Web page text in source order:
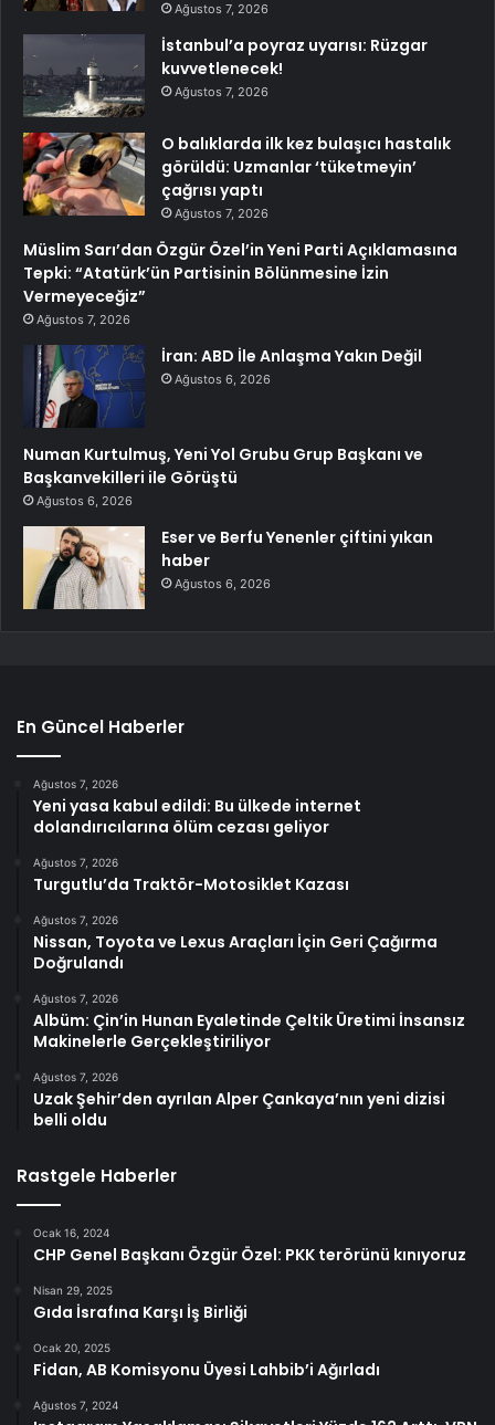
Ağustos 7, 2026
İstanbul’a poyraz uyarısı: Rüzgar
kuvvetlenecek!
Ağustos 7, 2026
O balıklarda ilk kez bulaşıcı hastalık
görüldü: Uzmanlar ‘tüketmeyin’
çağrısı yaptı
Ağustos 7, 2026
Müslim Sarı’dan Özgür Özel’in Yeni Parti Açıklamasına
Tepki: “Atatürk’ün Partisinin Bölünmesine İzin
Vermeyeceğiz”
Ağustos 7, 2026
İran: ABD İle Anlaşma Yakın Değil
Ağustos 6, 2026
Numan Kurtulmuş, Yeni Yol Grubu Grup Başkanı ve
Başkanvekilleri ile Görüştü
Ağustos 6, 2026
Eser ve Berfu Yenenler çiftini yıkan
haber
Ağustos 6, 2026
En Güncel Haberler
Ağustos 7, 2026
Yeni yasa kabul edildi: Bu ülkede internet
dolandırıcılarına ölüm cezası geliyor
Ağustos 7, 2026
Turgutlu’da Traktör-Motosiklet Kazası
Ağustos 7, 2026
Nissan, Toyota ve Lexus Araçları İçin Geri Çağırma
Doğrulandı
Ağustos 7, 2026
Albüm: Çin’in Hunan Eyaletinde Çeltik Üretimi İnsansız
Makinelerle Gerçekleştiriliyor
Ağustos 7, 2026
Uzak Şehir’den ayrılan Alper Çankaya’nın yeni dizisi
belli oldu
Rastgele Haberler
Ocak 16, 2024
CHP Genel Başkanı Özgür Özel: PKK terörünü kınıyoruz
Nisan 29, 2025
Gıda İsrafına Karşı İş Birliği
Ocak 20, 2025
Fidan, AB Komisyonu Üyesi Lahbib’i Ağırladı
Ağustos 7, 2024